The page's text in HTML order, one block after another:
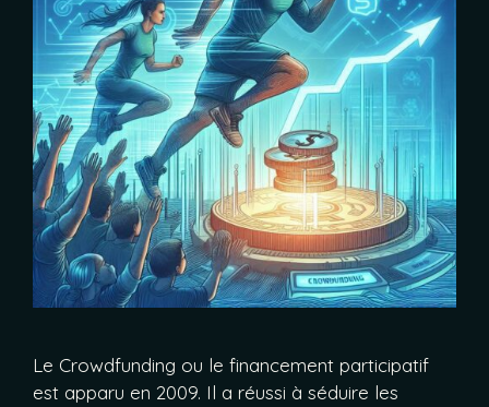
Le Crowdfunding ou le financement participatif
est apparu en 2009. Il a réussi à séduire les